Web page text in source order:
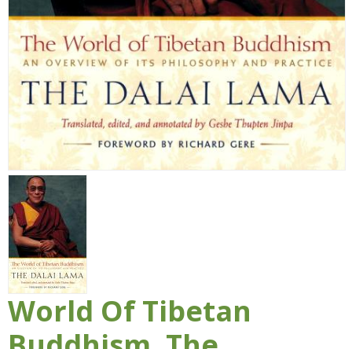
World Of Tibetan